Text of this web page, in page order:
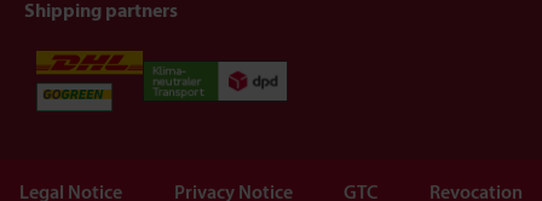
Shipping partners
Legal Notice Privacy Notice GTC Revocation